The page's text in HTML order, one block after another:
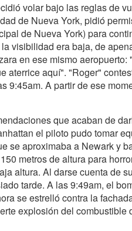
volar bajo las reglas de
de Nueva York, pidió
de Nueva York) para
visibilidad era baja, de
en ese mismo
aterrice aquí". "Roger"
9:45am. A partir de ese
que acaban de
el piloto pudo tomar
se aproximaba a Newark y
metros de altura para
altura. Al darse cuenta de
tarde. A las 9:49am, el
se estrelló contra la
explosión del combustible